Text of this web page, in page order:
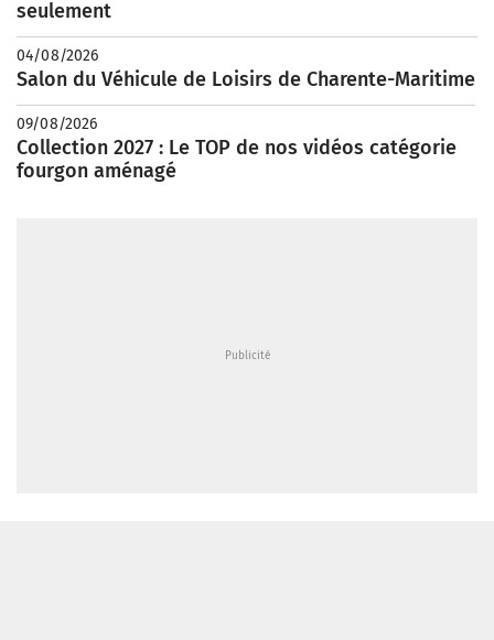
seulement
04/08/2026
Salon du Véhicule de Loisirs de Charente-Maritime
09/08/2026
Collection 2027 : Le TOP de nos vidéos catégorie
fourgon aménagé